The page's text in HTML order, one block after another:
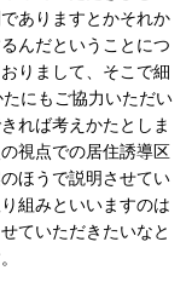
ありますとかそれか
んだということにつ
りまして、そこで細
にもご協力いただい
れば考えかたとしま
視点での居住誘導区
ほうで説明させてい
組みといいますのは
ていただきたいなと